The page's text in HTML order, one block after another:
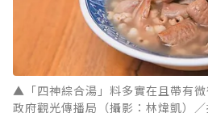
▲「四神綜合湯」料多實在且帶有
政府觀光傳播局（攝影：林煒凱）／